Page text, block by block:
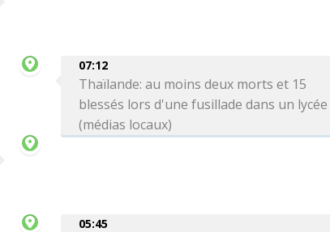
07:12
Thaïlande: au moins deux morts et 15
blessés lors d'une fusillade dans un lycée
(médias locaux)
05:45